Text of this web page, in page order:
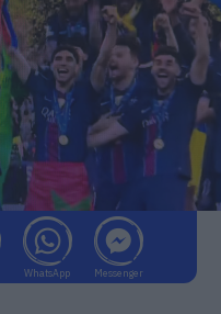
WhatsApp Messenger